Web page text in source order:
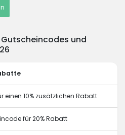
und
einen 10% zusätzlichen Rabatt
für 20% Rabatt